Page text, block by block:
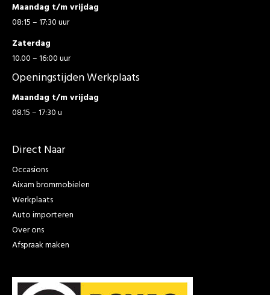
Maandag t/m vrijdag
08:15 – 17:30 uur
Zaterdag
10.00 – 16:00 uur
Openingstijden Werkplaats
Maandag t/m vrijdag
08.15 – 17:30 u
Direct Naar
Occasions
Aixam brommobielen
Werkplaats
Auto importeren
Over ons
Afspraak maken